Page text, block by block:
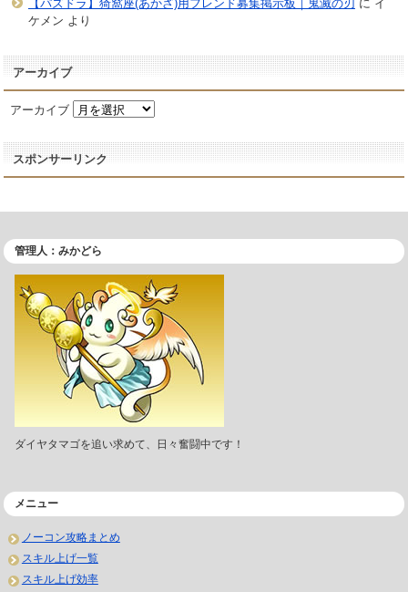
【パズドラ】猗窩座(あかざ)用フレンド募集掲示板｜鬼滅の刃 に イ
ケメン より
アーカイブ
アーカイブ
スポンサーリンク
管理人：みかどら
ダイヤタマゴを追い求めて、日々奮闘中です！
メニュー
ノーコン攻略まとめ
スキル上げ一覧
スキル上げ効率